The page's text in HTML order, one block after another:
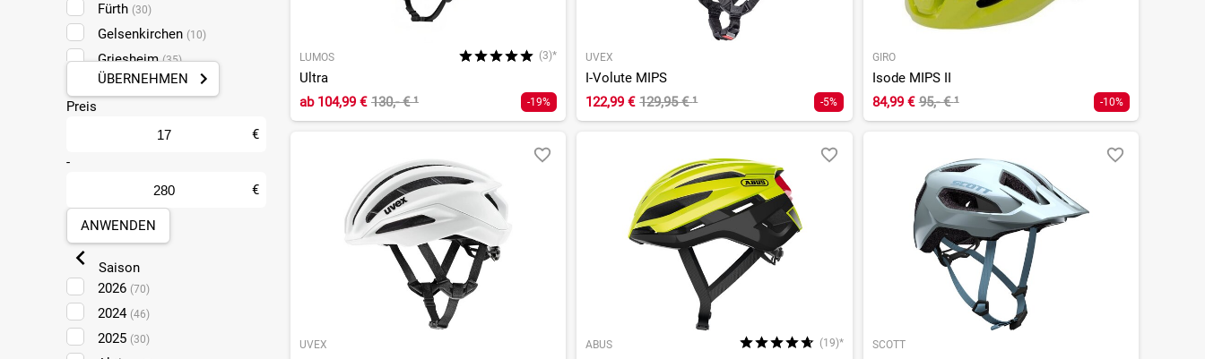
Fürth (30)
Gelsenkirchen (10)
Griesheim(35)
Halle(17)
Leipzig Taucha
(35)
Mülheim-Kärlich
Münster
Pforzheim
Plankstadt
Sankt Augustin
ÜBERNEHMEN
Preis
€
-
€
ANWENDEN
Saison
2026 (70)
2024 (46)
2025 (30)
LUMOS (3)*
Ultra
ab104,99 € 130,- €¹ -19%
UVEX
I-Volute MIPS
122,99 € 129,95 €¹ -5%
GIRO
Isode MIPS II
84,99 € 95,- €¹ -10%
UVEX ABUS (19)* SCOTT